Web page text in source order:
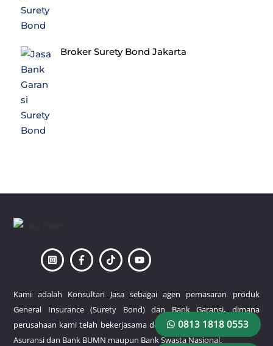
0813 1818 0553
Broker Surety Bond Jakarta
Kami adalah Konsultan Jasa sebagai agen pemasaran produk
General Insurance (Surety Bond) dan Bank Garansi, dimana
perusahaan kami telah bekerjasama dengan beberapa perusahaan
Asuransi dan Bank BUMN maupun Bank Swasta Nasional.